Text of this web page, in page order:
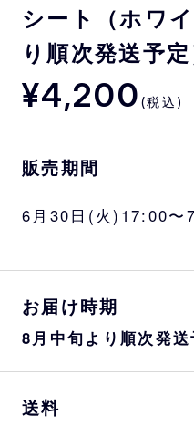
シート（ホワ
り順次発送予定
¥4,200 (税込)
販売期間
6月30日(火)17:00〜
お届け時期
8月中旬より順次発送
送料